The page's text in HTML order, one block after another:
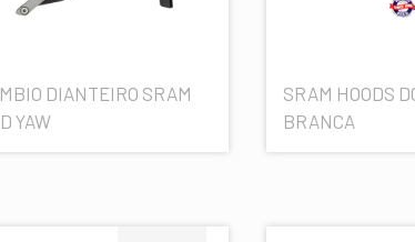
DIANTEIRO SRAM
YAW
SRAM HOODS
BRANCA